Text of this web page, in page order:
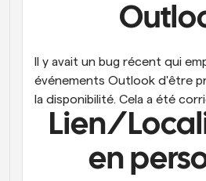
Il y avait un bug récent qui
événements Outlook d'être
la disponibilité. Cela a été
Lien/
en